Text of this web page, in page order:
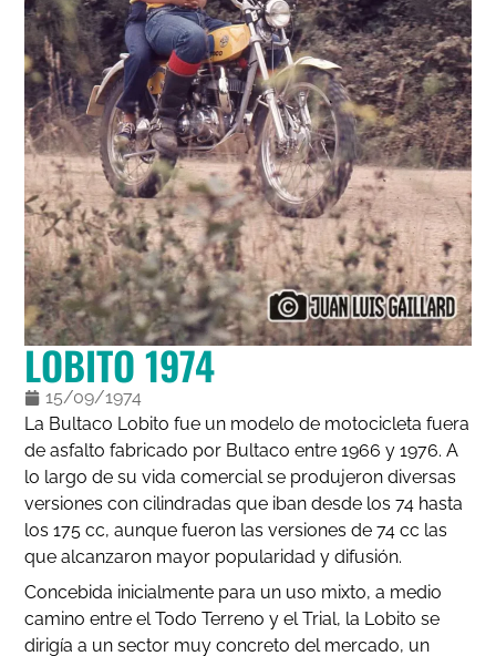
LOBITO 1974
15/09/1974
La Bultaco Lobito fue un modelo de motocicleta fuera
de asfalto fabricado por Bultaco entre 1966 y 1976. A
lo largo de su vida comercial se produjeron diversas
versiones con cilindradas que iban desde los 74 hasta
los 175 cc, aunque fueron las versiones de 74 cc las
que alcanzaron mayor popularidad y difusión.
Concebida inicialmente para un uso mixto, a medio
camino entre el Todo Terreno y el Trial, la Lobito se
dirigía a un sector muy concreto del mercado, un